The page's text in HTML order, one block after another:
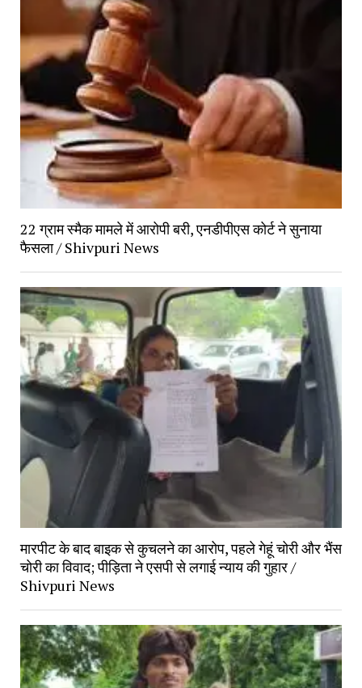
22 ग्राम स्मैक मामले में आरोपी बरी, एनडीपीएस कोर्ट ने सुनाया
फैसला / Shivpuri News
मारपीट के बाद बाइक से कुचलने का आरोप, पहले गेहूं चोरी और भैंस
चोरी का विवाद; पीड़िता ने एसपी से लगाई न्याय की गुहार /
Shivpuri News